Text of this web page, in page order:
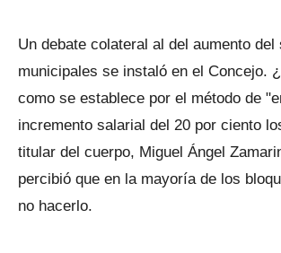
Un debate colateral al del aumento del
municipales se instaló en el Concejo.
como se establece por el método de
incremento salarial del 20 por ciento
titular del cuerpo, Miguel Ángel
percibió que en la mayoría de los
no hacerlo.